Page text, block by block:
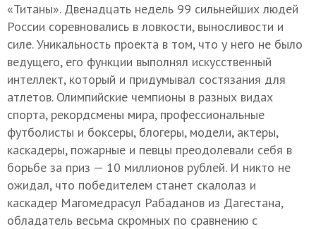
«Титаны». Двенадцать недель 99 сильнейших людей
России соревновались в ловкости, выносливости и
силе. Уникальность проекта в том, что у него не было
ведущего, его функции выполнял искусственный
интеллект, который и придумывал состязания для
атлетов. Олимпийские чемпионы в разных видах
спорта, рекордсмены мира, профессиональные
футболисты и боксеры, блогеры, модели, актеры,
каскадеры, пожарные и певцы преодолевали себя в
борьбе за приз — 10 миллионов рублей. И никто не
ожидал, что победителем станет скалолаз и
каскадер Магомедрасул Рабаданов из Дагестана,
обладатель весьма скромных по сравнению с